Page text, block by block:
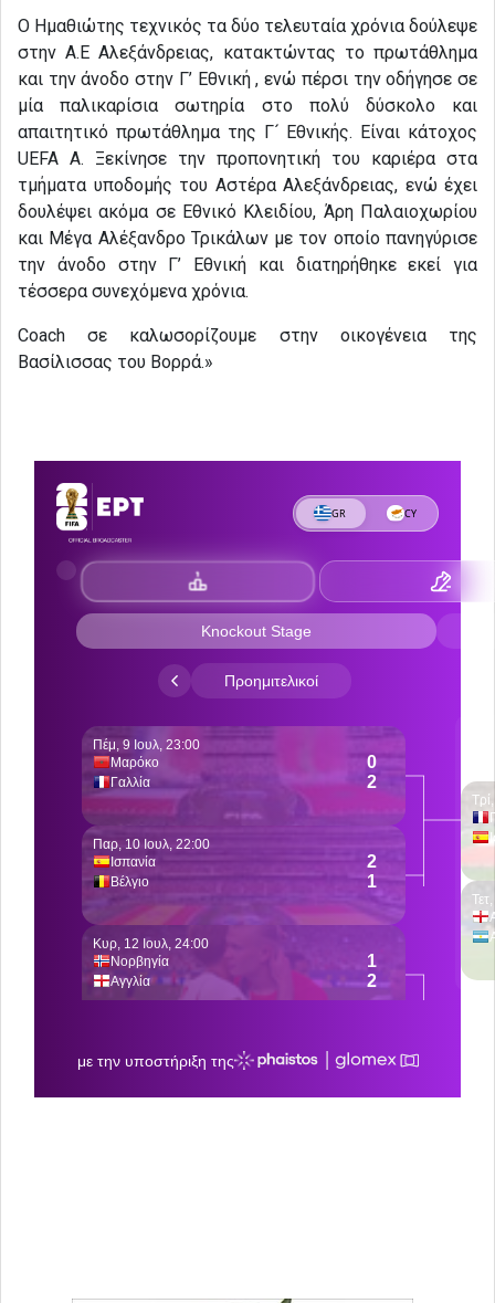
Ο Ημαθιώτης τεχνικός τα δύο τελευταία χρόνια δούλεψε
στην Α.Ε Αλεξάνδρειας, κατακτώντας το πρωτάθλημα
και την άνοδο στην Γ’ Εθνική , ενώ πέρσι την οδήγησε σε
μία παλικαρίσια σωτηρία στο πολύ δύσκολο και
απαιτητικό πρωτάθλημα της Γ´ Εθνικής. Είναι κάτοχος
UEFA A. Ξεκίνησε την προπονητική του καριέρα στα
τμήματα υποδομής του Αστέρα Αλεξάνδρειας, ενώ έχει
δουλέψει ακόμα σε Εθνικό Κλειδίου, Άρη Παλαιοχωρίου
και Μέγα Αλέξανδρο Τρικάλων με τον οποίο πανηγύρισε
την άνοδο στην Γ’ Εθνική και διατηρήθηκε εκεί για
τέσσερα συνεχόμενα χρόνια.
Coach σε καλωσορίζουμε στην οικογένεια της
Βασίλισσας του Βορρά.»